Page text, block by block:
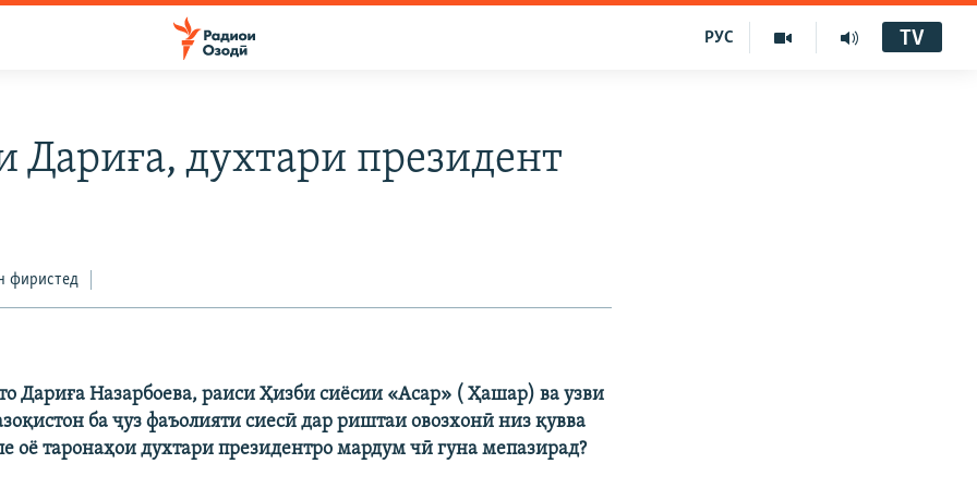
РУС TV
Дариға, духтари президент
фиристед
Дариға Назарбоева, раиси Ҳизби сиёсии «Асар» ( Ҳашар) ва узви
ба ҷуз фаъолияти сиесӣ дар риштаи овозхонӣ низ қувва
оё таронаҳои духтари президентро мардум чӣ гуна мепазирад?